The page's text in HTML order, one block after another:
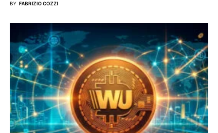
BY FABRIZIO COZZI